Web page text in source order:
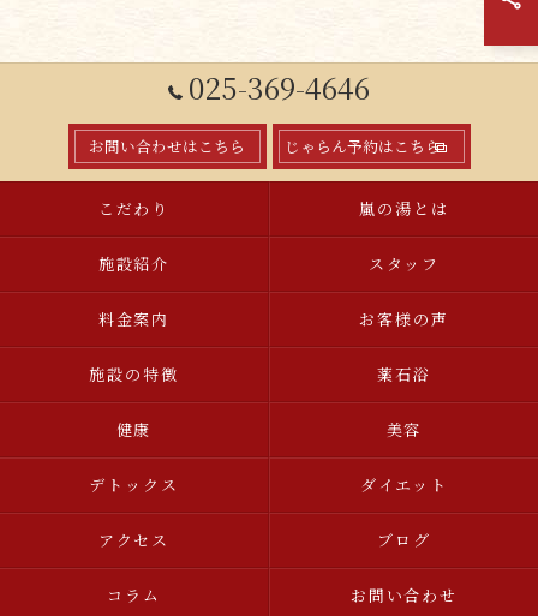
025-369-4646
お問い合わせはこちら じゃらん予約はこちら
こだわり 嵐の湯とは
施設紹介 スタッフ
料金案内 お客様の声
施設の特徴 薬石浴
健康 美容
デトックス ダイエット
アクセス ブログ
コラム お問い合わせ